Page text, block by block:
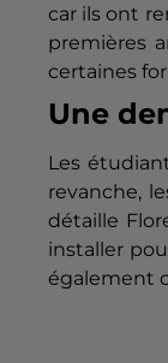
car ils ont
premières
certaines
Une
Les
revanche,
détaille
installer
également